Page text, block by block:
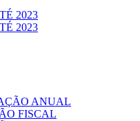
2023
2023
ANUAL
FISCAL